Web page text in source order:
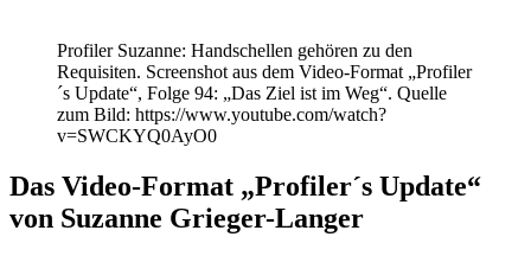
Profiler Suzanne: Handschellen gehören zu den
Requisiten. Screenshot aus dem Video-Format „Profiler
´s Update“, Folge 94: „Das Ziel ist im Weg“. Quelle
zum Bild: https://www.youtube.com/watch?
v=SWCKYQ0AyO0
Das Video-Format „Profiler´s Update“
von Suzanne Grieger-Langer